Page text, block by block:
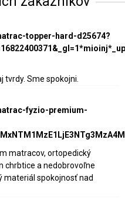
topper-hard-d25674?
tvrdy. Sme spokojni.
fyzio-premium-
matracov, ortopedický
chrbtice a nedobrovoľne
materiál spokojnosť nad